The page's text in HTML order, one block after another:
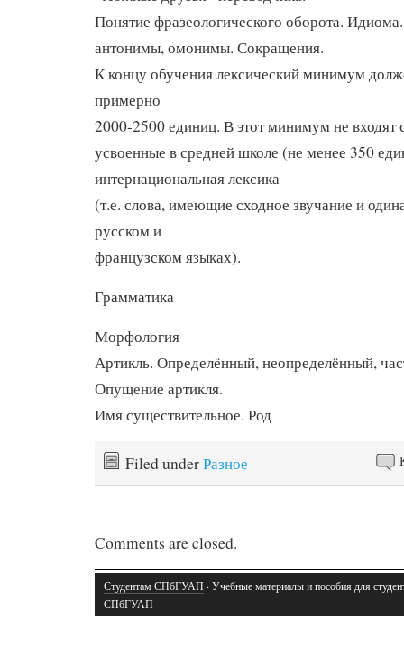
Понятие фразеологического оборота.
антонимы, омонимы. Сокращения.
К концу обучения лексический минимум
примерно
2000-2500 единиц. В этот минимум не входят
усвоенные в средней школе (не менее 350
интернациональная лексика
(т.е. слова, имеющие сходное звучание и
русском и
французском языках).
Грамматика
Морфология
Артикль. Определённый, неопределённый,
Опущение артикля.
Имя существительное. Род
Filed underРазное
Comments are closed.
Студентам СПбГУАП · Учебные материалы и пособия для
СПбГУАП